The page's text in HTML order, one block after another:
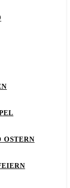
OSTERN